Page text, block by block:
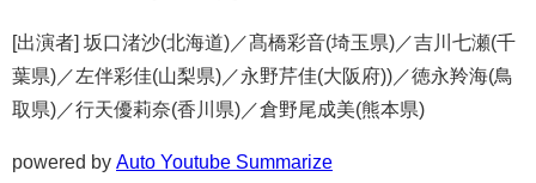
[出演者] 坂口渚沙(北海道)／髙橋彩音(埼玉県)／吉川七瀬(千
葉県)／左伴彩佳(山梨県)／永野芹佳(大阪府))／徳永羚海(鳥
取県)／行天優莉奈(香川県)／倉野尾成美(熊本県)
powered by Auto Youtube Summarize